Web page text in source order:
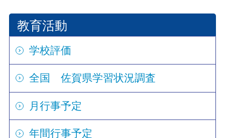
教育活動
学校評価
全国 佐賀県学習状況調査
月行事予定
年間行事予定